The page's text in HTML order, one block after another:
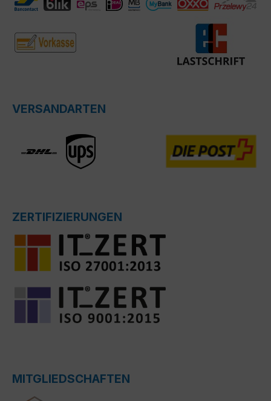
VERSANDARTEN
ZERTIFIZIERUNGEN
MITGLIEDSCHAFTEN